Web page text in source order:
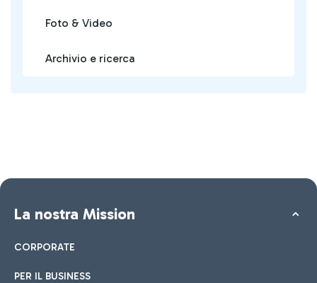
Foto & Video
Archivio e ricerca
La nostra Mission
CORPORATE
PER IL BUSINESS